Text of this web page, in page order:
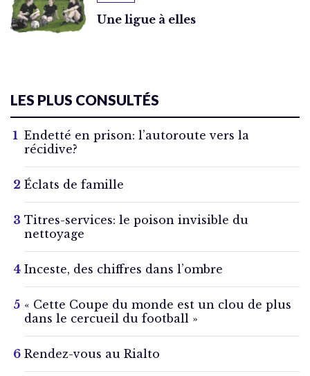
Une ligue à elles
LES PLUS CONSULTÉS
Endetté en prison: l’autoroute vers la
récidive?
Éclats de famille
Titres-services: le poison invisible du
nettoyage
Inceste, des chiffres dans l’ombre
« Cette Coupe du monde est un clou de plus
dans le cercueil du football »
Rendez-vous au Rialto